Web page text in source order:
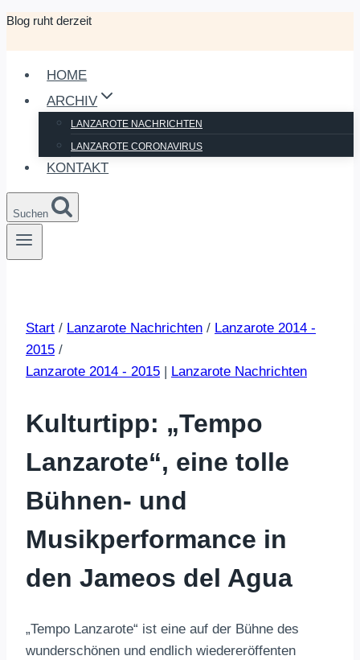
Zum
Blog ruht derzeit
HOME
ARCHIV
LANZAROTE NACHRICHTEN
LANZAROTE CORONAVIRUS
KONTAKT
Suchen
Start / Lanzarote Nachrichten / Lanzarote 2014 -
2015 /
Lanzarote 2014 - 2015 | Lanzarote Nachrichten
Kulturtipp: „Tempo
Lanzarote“, eine tolle
Bühnen- und
Musikperformance in
den Jameos del Agua
„Tempo Lanzarote“ ist eine auf der Bühne des
wunderschönen und endlich wiedereröffenten